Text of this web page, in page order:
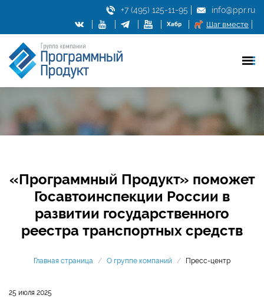
+7 (495) 125-11-95 info@ppr.ru
Шаг вместе
«Программный Продукт» поможет
Госавтоинспекции России в
развитии государственного
реестра транспортных средств
Главная страница / О группе компаний / Пресс-центр
25 июля 2025